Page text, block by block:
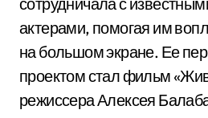
актерами, помогая им
на большом экране. Ее
проектом стал фильм
режиссера Алексея